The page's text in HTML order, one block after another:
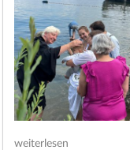
weiterlesen